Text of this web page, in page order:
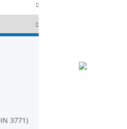
3771)